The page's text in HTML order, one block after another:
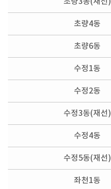
메뉴 열기
메뉴 열기
초량4동
초량6동
수정1동
수정2동
수정3동(재선)
수정4동
수정5동(재선)
좌천1동